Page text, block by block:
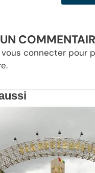
vous connecter pour